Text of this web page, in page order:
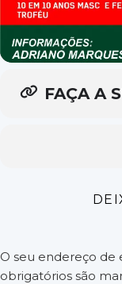
FAÇA A
O seu endereço de
obrigatórios são